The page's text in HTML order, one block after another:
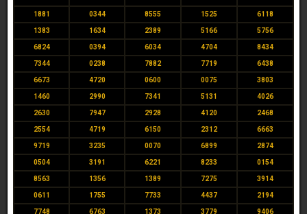
1881 0344 8555 1525 6118
1383 1634 2389 5166 5756
6824 0394 6034 4704 8434
7344 0238 7882 7719 6438
6673 4720 0600 0075 3803
1460 2990 7341 5131 4026
2630 7947 2928 4120 2468
2554 4719 6150 2312 6663
9719 3235 0070 6899 2874
0504 3191 6221 8233 0154
8563 1356 1389 7275 3914
0611 1755 7733 4437 2194
7748 6763 1373 3779 9406